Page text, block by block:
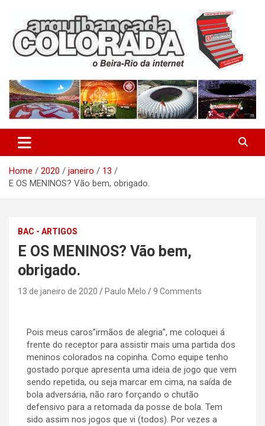
content
Arquibancada Colorada
Home 2020 janeiro
13
E OS MENINOS? Vão bem, obrigado.
BAC - ARTIGOS
E OS MENINOS? Vão bem,
obrigado.
13 de janeiro de 2020 Paulo Melo 9 Comments
Pois meus caros”irmãos de alegria”, me coloquei á
frente do receptor para assistir mais uma partida dos
meninos colorados na copinha. Como equipe tenho
gostado porque apresenta uma ideia de jogo que vem
sendo repetida, ou seja marcar em cima, na saída de
bola adversária, não raro forçando o chutão
defensivo para a retomada da posse de bola. Tem
sido assim nos jogos que vi (todos). Por vezes a